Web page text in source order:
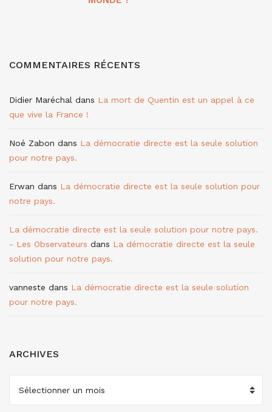
COMMENTAIRES RÉCENTS
Didier Maréchal dans La mort de Quentin est un appel à ce
que vive la France !
Noé Zabon dans La démocratie directe est la seule solution
pour notre pays.
Erwan dans La démocratie directe est la seule solution pour
notre pays.
La démocratie directe est la seule solution pour notre pays.
- Les Observateurs dans La démocratie directe est la seule
solution pour notre pays.
vanneste dans La démocratie directe est la seule solution
pour notre pays.
ARCHIVES